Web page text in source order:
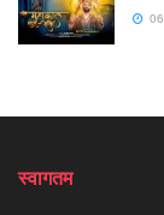
स्वागतम